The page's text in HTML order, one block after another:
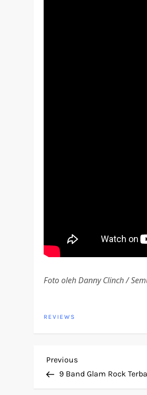
Foto oleh Danny Clinch /
REVIEWS
P
Previous
Post
Previous
9 Band Glam Rock